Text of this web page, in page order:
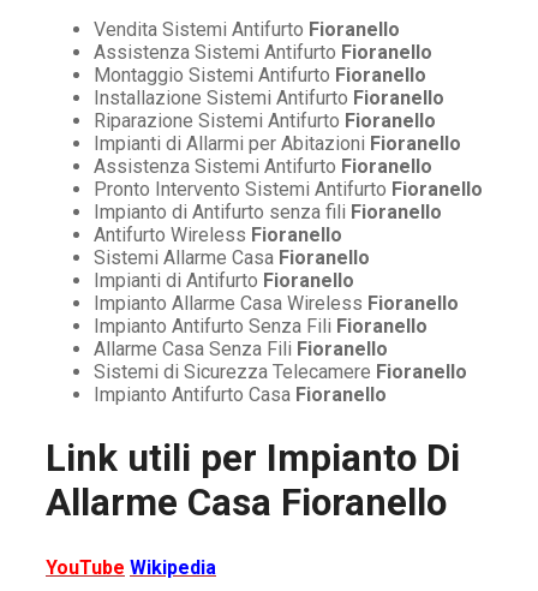
Vendita Sistemi Antifurto Fioranello
Assistenza Sistemi Antifurto Fioranello
Montaggio Sistemi Antifurto Fioranello
Installazione Sistemi Antifurto Fioranello
Riparazione Sistemi Antifurto Fioranello
Impianti di Allarmi per Abitazioni Fioranello
Assistenza Sistemi Antifurto Fioranello
Pronto Intervento Sistemi Antifurto Fioranello
Impianto di Antifurto senza fili Fioranello
Antifurto Wireless Fioranello
Sistemi Allarme Casa Fioranello
Impianti di Antifurto Fioranello
Impianto Allarme Casa Wireless Fioranello
Impianto Antifurto Senza Fili Fioranello
Allarme Casa Senza Fili Fioranello
Sistemi di Sicurezza Telecamere Fioranello
Impianto Antifurto Casa Fioranello
Link utili per Impianto Di
Allarme Casa Fioranello
YouTube Wikipedia